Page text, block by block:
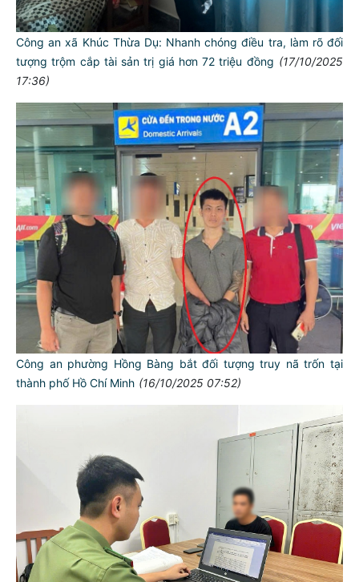
Công an xã Khúc Thừa Dụ: Nhanh chóng điều tra, làm rõ đối
tượng trộm cắp tài sản trị giá hơn 72 triệu đồng (17/10/2025
17:36)
Công an phường Hồng Bàng bắt đối tượng truy nã trốn tại
thành phố Hồ Chí Minh (16/10/2025 07:52)